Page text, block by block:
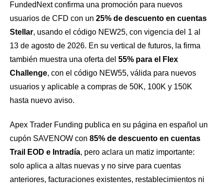
FundedNext confirma una promoción para nuevos
usuarios de CFD con un 25% de descuento en cuentas
Stellar, usando el código NEW25, con vigencia del 1 al
13 de agosto de 2026. En su vertical de futuros, la firma
también muestra una oferta del 55% para el Flex
Challenge, con el código NEW55, válida para nuevos
usuarios y aplicable a compras de 50K, 100K y 150K
hasta nuevo aviso.
Apex Trader Funding publica en su página en español un
cupón SAVENOW con 85% de descuento en cuentas
Trail EOD e Intradía, pero aclara un matiz importante:
solo aplica a altas nuevas y no sirve para cuentas
anteriores, facturaciones existentes, restablecimientos ni